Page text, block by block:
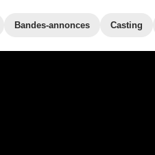
Bandes-annonces Casting